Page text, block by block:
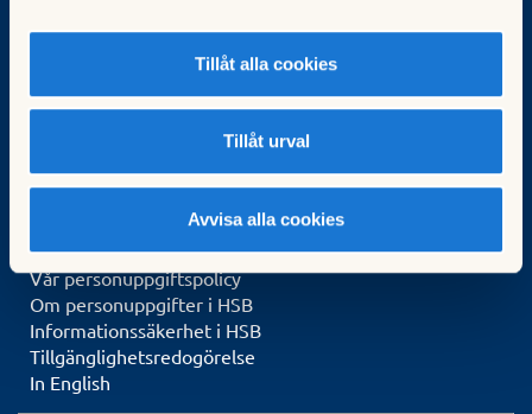
Tillåt alla cookies
Tillåt urval
Avvisa alla cookies
Logga in i Mitt HSB
Om HSB Uppsala
Hållbarhet
Vår personuppgiftspolicy
Om personuppgifter i HSB
Informationssäkerhet i HSB
Tillgänglighetsredogörelse
In English